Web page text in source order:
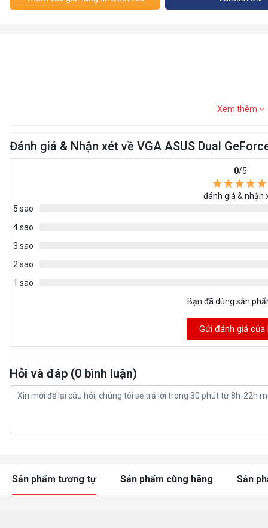
Xem thêm
Đánh giá & Nhận xét về VGA ASUS Dual
0/5
đánh giá & nhận
5 sao
4 sao
3 sao
2 sao
1 sao
Bạn đã dùng sản
Gửi đánh giá của
Hỏi và đáp (0 bình luận)
Sản phẩm tương tự Sản phẩm cùng hãng Sản